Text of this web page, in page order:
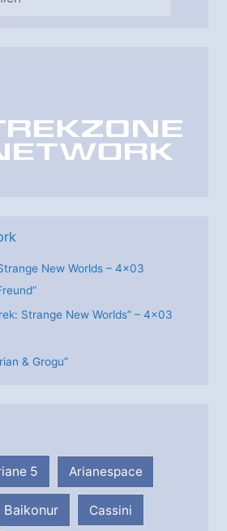
New Worlds – 4×03
Strange New Worlds” – 4×03
& Grogu”
5 Arianespace
Baikonur Cassini